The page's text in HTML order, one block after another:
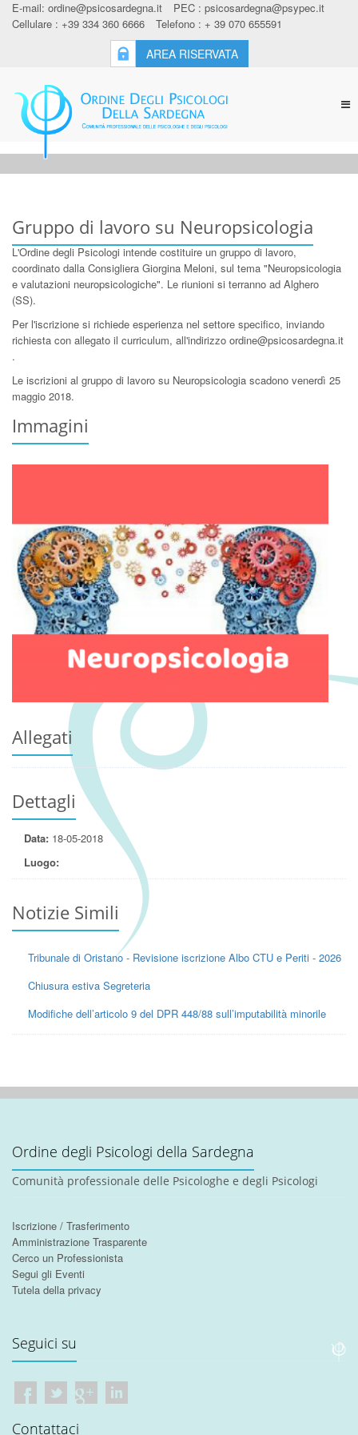
E-mail: ordine@psicosardegna.it PEC : psicosardegna@psypec.it
Cellulare : +39 334 360 6666
Telefono : + 39 070 655591
AREA RISERVATA
Gruppo di lavoro su Neuropsicologia
L'Ordine degli Psicologi intende costituire un gruppo di lavoro,
coordinato dalla Consigliera Giorgina Meloni, sul tema "Neuropsicologia
e valutazioni neuropsicologiche". Le riunioni si terranno ad Alghero
(SS).
Per l'iscrizione si richiede esperienza nel settore specifico, inviando
richiesta con allegato il curriculum, all'indirizzo ordine@psicosardegna.it
.
Le iscrizioni al gruppo di lavoro su Neuropsicologia scadono venerdì 25
maggio 2018.
Immagini
Allegati
Dettagli
Data: 18-05-2018
Luogo:
Notizie Simili
Tribunale di Oristano - Revisione iscrizione Albo CTU e Periti - 2026
Chiusura estiva Segreteria
Modifiche dell’articolo 9 del DPR 448/88 sull’imputabilità minorile
Ordine degli Psicologi della Sardegna
Comunità professionale delle Psicologhe e degli Psicologi
Iscrizione / Trasferimento
Amministrazione Trasparente
Cerco un Professionista
Segui gli Eventi
Tutela della privacy
Seguici su
Contattaci